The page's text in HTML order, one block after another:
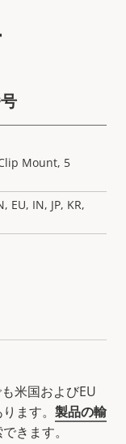
Mount, 5
EU, IN, JP, KR,
米国およびEU
ます。 製品の輸
きます。